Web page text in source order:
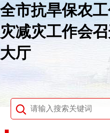
全市抗旱保农
灾减灾工作会
大厅